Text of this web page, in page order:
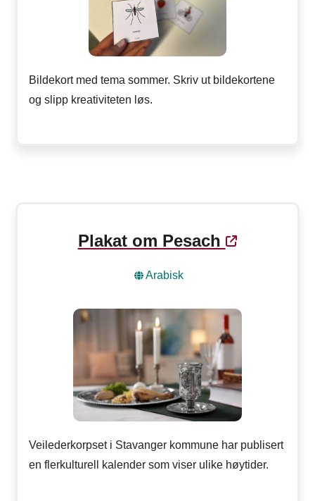
Bildekort med tema sommer. Skriv ut bildekortene
og slipp kreativiteten løs.
Plakat om Pesach
Arabisk
Veilederkorpset i Stavanger kommune har publisert
en flerkulturell kalender som viser ulike høytider.